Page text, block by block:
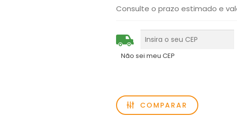
Consulte o prazo estimado e
Não sei meu CEP
COMPARAR